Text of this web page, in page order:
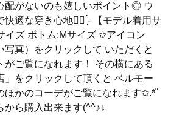
配がないのも嬉しいポイント◎ ウ
適な穿き心地👍🏻 ̖́- 【モデル着用サ
イズ ボトム:Mサイズ ✩アイコン
写真）をクリックして いただくと
がご覧になれます！ その横にある
」をクリックして頂くと ベルモー
ほかのコーデがご覧になれます✩.*˚
から購入出来ます(^^♪↓